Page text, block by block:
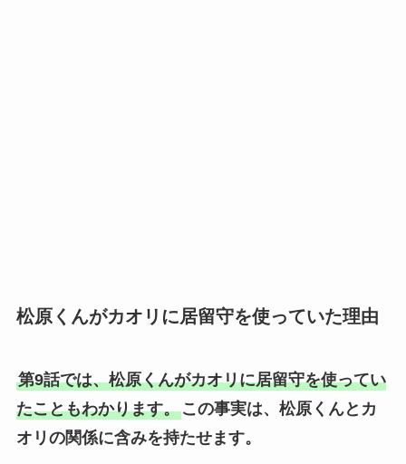
松原くんがカオリに居留守を使っていた理由
第9話では、松原くんがカオリに居留守を使ってい
たこともわかります。この事実は、松原くんとカ
オリの関係に含みを持たせます。